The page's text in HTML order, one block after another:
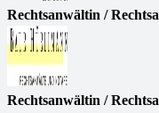
Rechtsanwältin /
Rechtsanwältin /